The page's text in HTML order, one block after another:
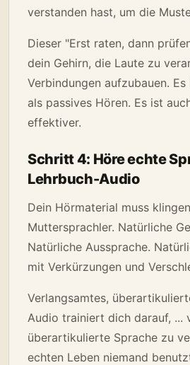
verstanden hast, um die
Dieser "Erst raten, dann
dein Gehirn, die Laute zu
Verbindungen aufzubauen.
als passives Hören. Es ist
effektiver.
Schritt 4: Höre echte
Lehrbuch-Audio
Dein Hörmaterial muss
Muttersprachler. Natürliche
Natürliche Aussprache.
mit Verkürzungen und
Verlangsamtes,
Audio trainiert dich darauf, ...
überartikulierte Sprache zu
echten Leben niemand